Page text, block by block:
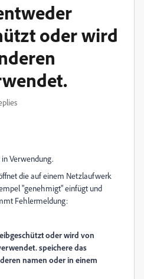
oder wird
in Verwendung.
die auf einem Netzlaufwerk
"genehmigt" einfügt und
Fehlermeldung:
oder wird von
speichere das
namen oder in einem